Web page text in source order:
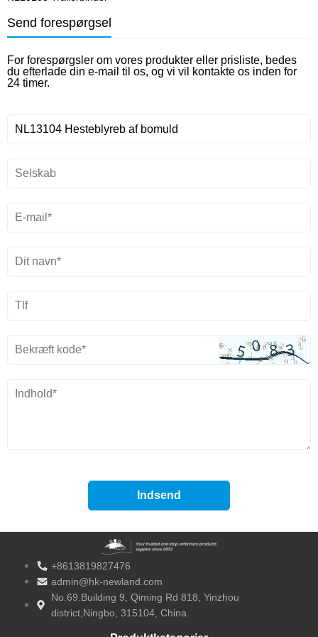
Send forespørgsel
For forespørgsler om vores produkter eller prisliste, bedes
du efterlade din e-mail til os, og vi vil kontakte os inden for
24 timer.
+8613819827476
admin@hk-newland.com
No.69.Building 9, Qiming Rd 818, Yinzhou
district,Ningbo, 315104, China